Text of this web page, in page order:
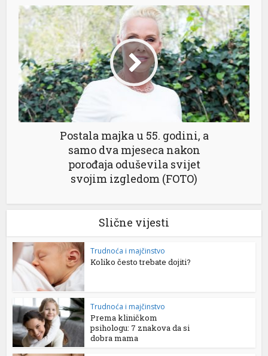
Postala majka u 55. godini, a
samo dva mjeseca nakon
porođaja oduševila svijet
svojim izgledom (FOTO)
Slične vijesti
Trudnoća i majčinstvo
Koliko često trebate dojiti?
Trudnoća i majčinstvo
Prema kliničkom
psihologu: 7 znakova da si
dobra mama